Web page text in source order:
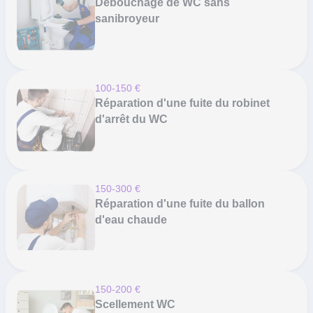
Débouchage de WC sans
sanibroyeur
100-150 €
Réparation d'une fuite du robinet
d'arrêt du WC
150-300 €
Réparation d'une fuite du ballon
d'eau chaude
150-200 €
Scellement WC